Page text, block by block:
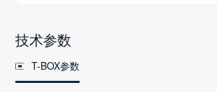
技术参数
T-BOX参数